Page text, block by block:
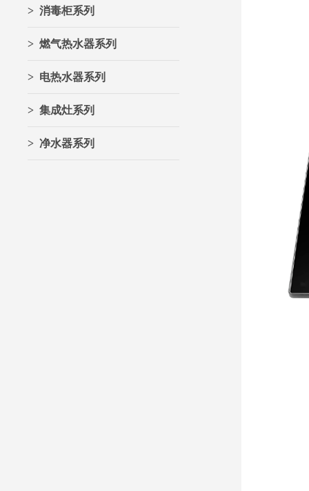
> 消毒柜系列
> 燃气热水器系列
> 电热水器系列
> 集成灶系列
> 净水器系列